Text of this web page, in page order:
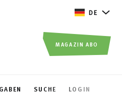
DE
SUCHE LOGIN
MAGAZIN ABO